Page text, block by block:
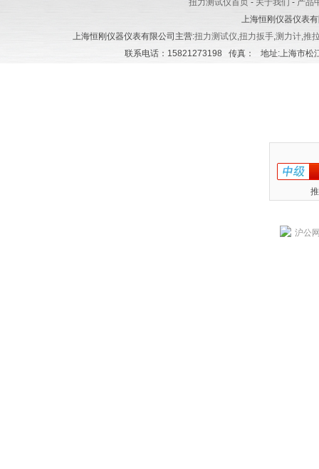
扭力测试仪首页 - 关于我们 - 产品
上海恒刚仪器仪表
上海恒刚仪器仪表有限公司主营:扭力测试仪,扭力扳手,测力计,推
联系电话：15821273198 传真： 地址:上海市
沪公